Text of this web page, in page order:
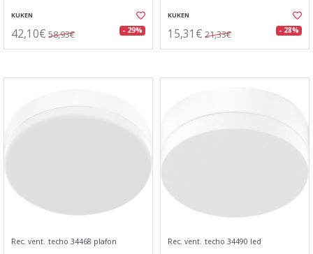
KUKEN
42,10€ 58,93€ - 29%
KUKEN
15,31€ 21,33€ - 28%
Rec. vent. techo 34468 plafon Rec. vent. techo 34490 led